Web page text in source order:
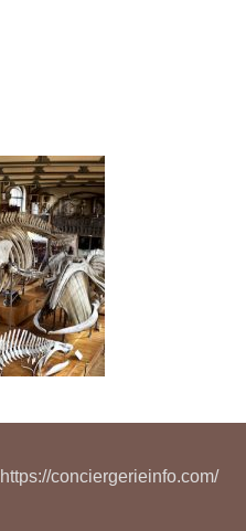
https://conciergerieinfo.com/